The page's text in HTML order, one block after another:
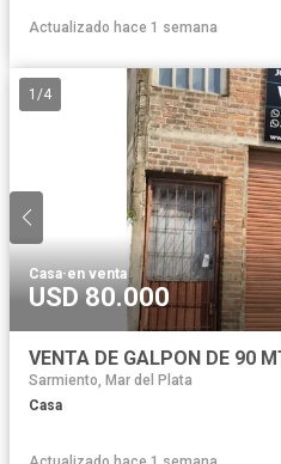
Actualizado hace 1 semana
1 /4
Casa·en venta
USD 80.000
Sarmiento, Mar del Plata
Casa